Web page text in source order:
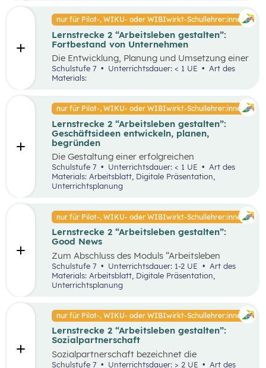
organisatorischer Ebene. Um als Unternehmen
am Markt überleben und erfolgreich zu sein,
benötigt es Entrepreneur:innen und
Intrapreneur:innen, die über bestimmte
Eigenschaften verfügen. Diese spielen eine
große Rolle in unserer Gesellschaft, indem sie
Arbeitsplätze schaffen, Innovationen
voranbringen und das wirtschaftliche
widmet sich insbesondere den Eigenschaften
von Entrepreneur:innen und
Intrapreneur:innen.
nur für Pilot-, WIKU- oder WIBIwirkt-Schullehrer:innen
Lernstrecke 2 “Arbeitsleben gestalten”:
Fortbestand von Unternehmen
Die Entwicklung, Planung und Umsetzung einer
guten Geschäftsidee ist lediglich der Anfang
eines erfolgreichen Unternehmens. Die
Faktoren ab. Demzufolge wird in diesem
Unterrichtsszenario auf entscheidende
Kriterien für das langfristige Bestehen von
Unternehmen näher eingegangen.
Schulstufe 7 Unterrichtsdauer: < 1 UE
Materials:
nur für Pilot-, WIKU- oder WIBIwirkt-Schullehrer:innen
Lernstrecke 2 “Arbeitsleben gestalten”:
Geschäftsideen entwickeln, planen,
begründen
Die Gestaltung einer erfolgreichen
Geschäftsidee ist der erste Schritt in die
Selbstständigkeit und die Basis für ein
erfolgreiches Unternehmen. In diesem
erfolgreiches Unternehmen analysiert. Des
Weiteren wird auf die Motive für die Gründung
von Unternehmen näher eingegangen.
Schulstufe 7 Unterrichtsdauer: < 1 UE
Art des
Materials: Arbeitsblatt, Digitale Präsentation,
Unterrichtsplanung
nur für Pilot-, WIKU- oder WIBIwirkt-Schullehrer:innen
Lernstrecke 2 “Arbeitsleben gestalten”:
Good News
Zum Abschluss des Moduls “Arbeitsleben
gestalten” ist es wichtig, dass die Schüler:innen
sich mit positiven Nachrichten und Beispielen
auseinandersetzen, um nicht von den
Herausforderungen der Arbeitswelt überwältigt
sollen die Schüler:innen nochmals den Bereich
Entrepreneurship anhand einer sehr
erfolgreichen Unternehmensgründung (Zotter)
erarbeiten. Dies soll dabei helfen, dass komplexe
Thema für die Schüler:innen stärker zu
vertiefen.
Schulstufe 7 Unterrichtsdauer: 1-2 UE
Materials: Arbeitsblatt, Digitale Präsentation,
Unterrichtsplanung
nur für Pilot-, WIKU- oder WIBIwirkt-Schullehrer:innen
Lernstrecke 2 “Arbeitsleben gestalten”:
Sozialpartnerschaft
Sozialpartnerschaft bezeichnet die
Zusammenarbeit zwischen Arbeitgeber:innen
Schulstufe 7 Unterrichtsdauer: > 2 UE